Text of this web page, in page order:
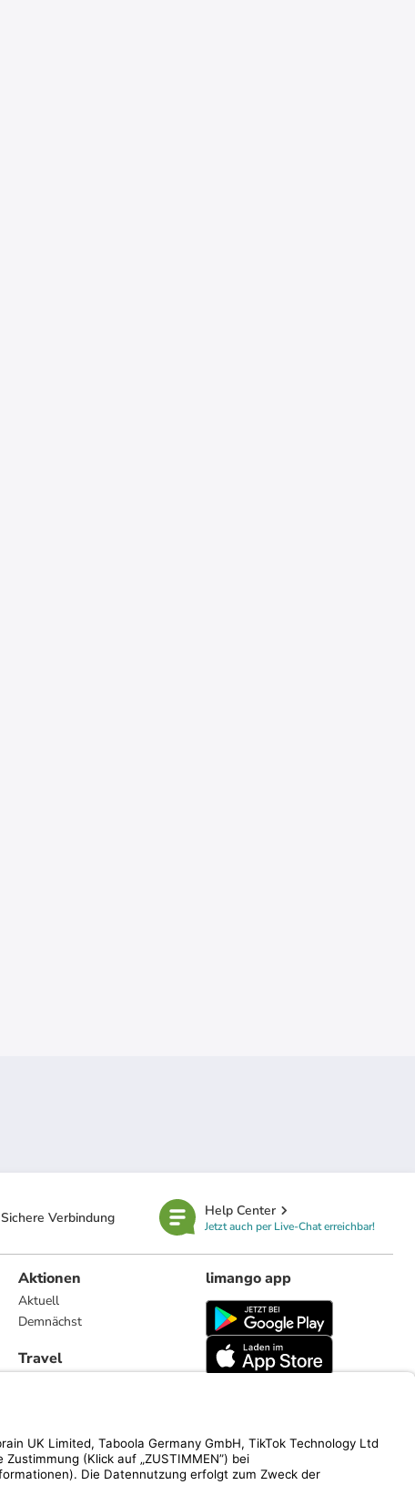
Sichere Verbindung Help Center
Jetzt auch per Live-Chat erreichbar!
Aktionen
Aktuell
Demnächst
Travel
limango app